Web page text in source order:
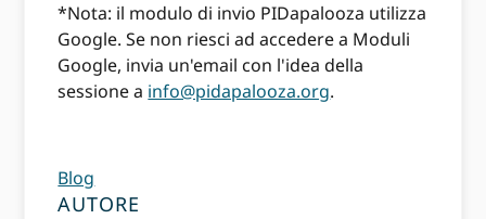
*Nota: il modulo di invio PIDapalooza utilizza
Google. Se non riesci ad accedere a Moduli
Google, invia un'email con l'idea della
sessione a info@pidapalooza.org.
Blog
AUTORE